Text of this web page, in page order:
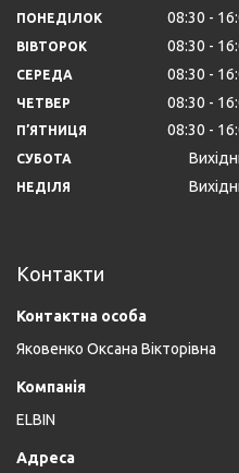
ПОНЕДІЛОК 08:30
ВІВТОРОК 08:30
СЕРЕДА 08:30
ЧЕТВЕР 08:30
ПʼЯТНИЦЯ 08:30
СУБОТА
НЕДІЛЯ
Контакти
Яковенко Оксана Вікторівна
ELBIN